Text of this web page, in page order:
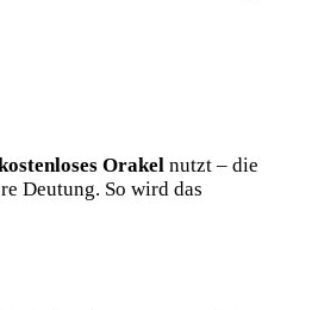
Orakel nutzt – die
Deutung. So wird das